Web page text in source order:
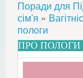
Поради для
сім'я »
пологи
ПРО ПОЛОГИ